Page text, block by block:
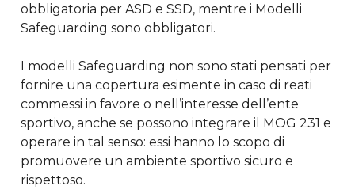
obbligatoria per ASD e SSD, mentre i Modelli
Safeguarding sono obbligatori.
I modelli Safeguarding non sono stati pensati per
fornire una copertura esimente in caso di reati
commessi in favore o nell’interesse dell’ente
sportivo, anche se possono integrare il MOG 231 e
operare in tal senso: essi hanno lo scopo di
promuovere un ambiente sportivo sicuro e
rispettoso.